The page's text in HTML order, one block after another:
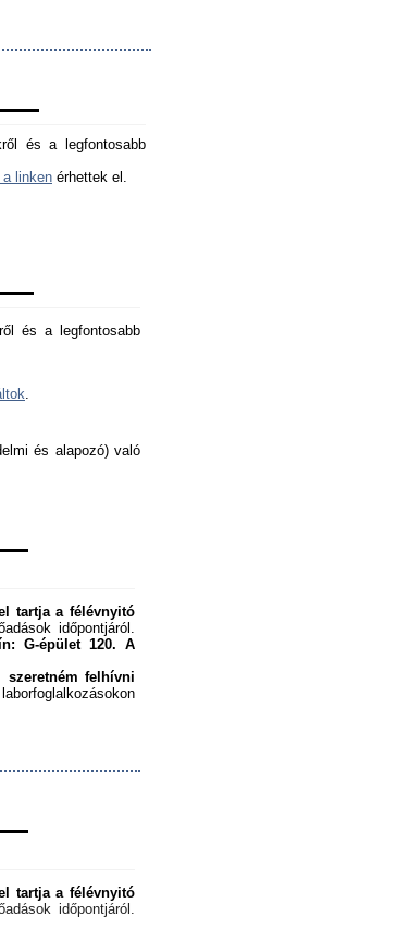
és a legfontosabb
a linken érhettek el.
és a legfontosabb
.
és alapozó) való
tartja a félévnyitó
időpontjáról.
G-épület 120.
A
felhívni
tartja a félévnyitó
időpontjáról.